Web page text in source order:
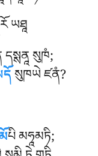
ཡཐཱ
སུཁཾ;
སུཁཡེ ཛནཾ?
པི མཧཱམཏི;